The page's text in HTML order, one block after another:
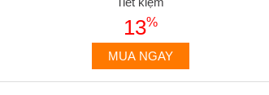
13%
MUA NGAY